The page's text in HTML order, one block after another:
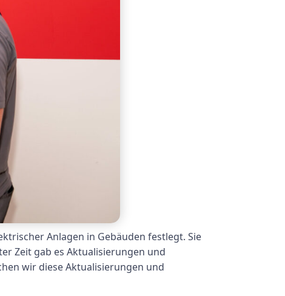
Anlagen in Gebäuden festlegt. Sie
Zeit gab es Aktualisierungen und
wir diese Aktualisierungen und